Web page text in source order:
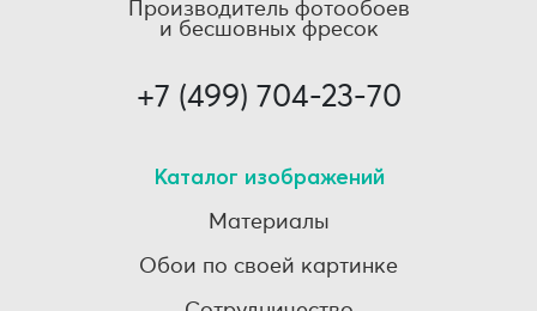
Производитель фотообоев
и бесшовных фресок
+7 (499) 704-23-70
Каталог изображений
Материалы
Обои по своей картинке